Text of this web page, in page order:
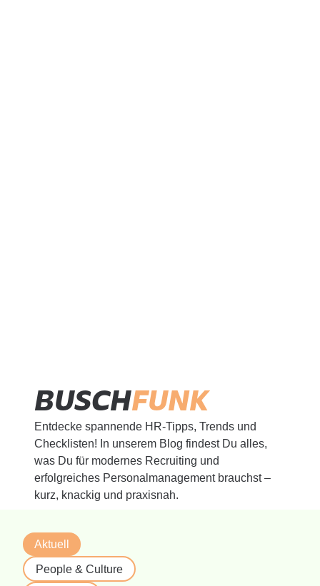
BUSCHFUNK
Entdecke spannende HR-Tipps, Trends und
Checklisten! In unserem Blog findest Du alles,
was Du für modernes Recruiting und
erfolgreiches Personalmanagement brauchst –
kurz, knackig und praxisnah.
People & Culture
Aktuell